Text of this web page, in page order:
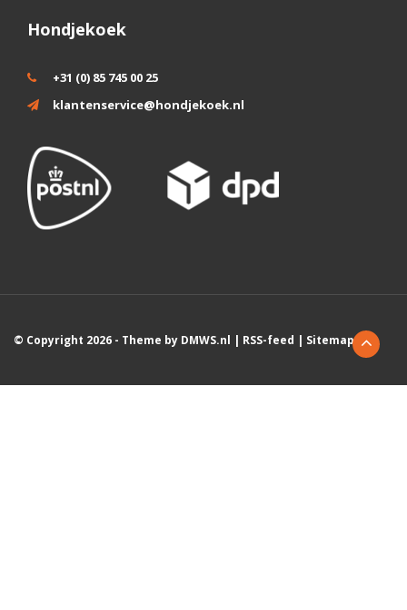
Hondjekoek
+31 (0) 85 745 00 25
klantenservice@hondjekoek.nl
© Copyright 2026 - Theme by DMWS.nl RSS-feed Sitemap